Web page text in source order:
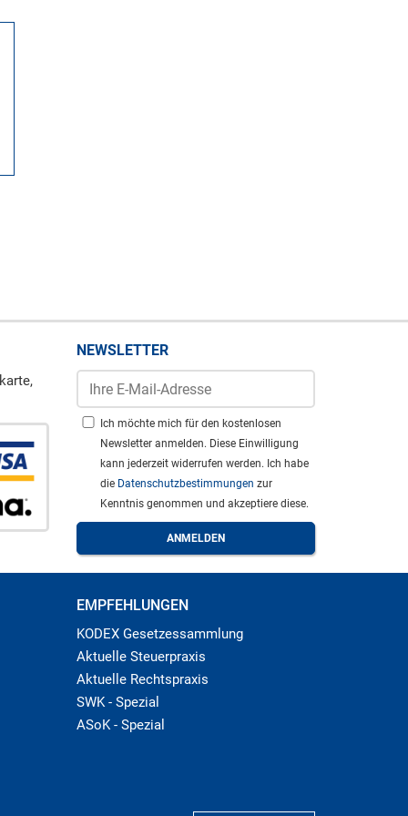
NEWSLETTER
Ich möchte mich für den kostenlosen
Newsletter anmelden. Diese Einwilligung
kann jederzeit widerrufen werden. Ich habe
die Datenschutzbestimmungen zur
Kenntnis genommen und akzeptiere diese.
EMPFEHLUNGEN
KODEX Gesetzessammlung
Aktuelle Steuerpraxis
Aktuelle Rechtspraxis
SWK - Spezial
ASoK - Spezial